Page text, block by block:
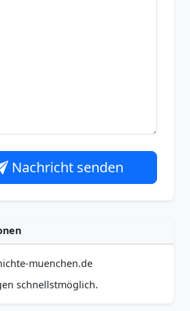
Nachricht senden
muenchen.de
schnellstmöglich.